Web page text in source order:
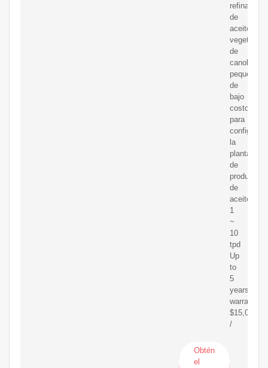
refinación
de
aceite
vegetal
de
canola
pequeña
de
bajo
costo,
para
configurar
la
planta
de
producción
de
aceite,
1
~
10
tpd
Up
to
5
years
warranty
/
Obtén
el